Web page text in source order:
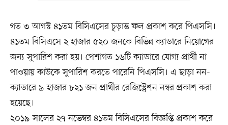
গত ৩ আগস্ট ৪১তম বিসিএসের চূড়ান্ত ফল প্রকাশ করে পিএসসি।
৪১তম বিসিএসে ২ হাজার ৫২০ জনকে বিভিন্ন ক্যাডারে নিয়োগের
জন্য সুপারিশ করা হয়। পেশাগত ১৬টি ক্যাডারে যোগ্য প্রার্থী না
পাওয়ায় কাউকে সুপারিশ করতে পারেনি পিএসসি। এ ছাড়া নন-
ক্যাডারে ৯ হাজার ৮২১ জন প্রার্থীর রেজিস্ট্রেশন নম্বর প্রকাশ করা
হয়েছে।
২০১৯ সালের ২৭ নভেম্বর ৪১তম বিসিএসের বিজ্ঞপ্তি প্রকাশ করে